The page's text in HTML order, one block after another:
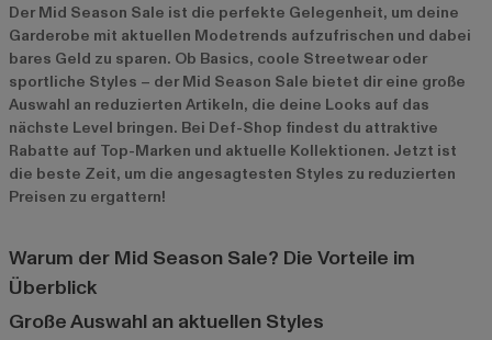
Der Mid Season Sale ist die perfekte Gelegenheit, um deine
Garderobe mit aktuellen Modetrends aufzufrischen und dabei
bares Geld zu sparen. Ob Basics, coole Streetwear oder
sportliche Styles – der Mid Season Sale bietet dir eine große
Auswahl an reduzierten Artikeln, die deine Looks auf das
nächste Level bringen. Bei Def-Shop findest du attraktive
Rabatte auf Top-Marken und aktuelle Kollektionen. Jetzt ist
die beste Zeit, um die angesagtesten Styles zu reduzierten
Preisen zu ergattern!
Warum der Mid Season Sale? Die Vorteile im
Überblick
Große Auswahl an aktuellen Styles